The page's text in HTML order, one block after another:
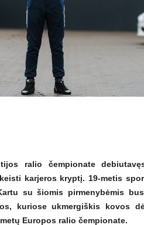
ralio čempionate
karjeros kryptį. 19-metis
su šiomis pirmenybėmis
kuriose ukmergiškis kovos
Europos ralio čempionate.